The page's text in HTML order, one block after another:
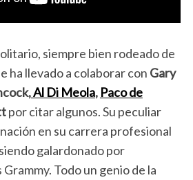
siempre bien rodeado de
ha llevado a colaborar con Gary
Al Di Meola, Paco de
por citar algunos. Su peculiar
en su carrera profesional
galardonado por
Todo un genio de la